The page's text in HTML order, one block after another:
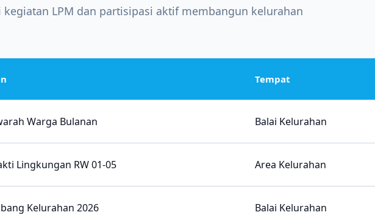
LPM dan partisipasi aktif membangun kelurahan
Tempat
Warga Bulanan Balai Kelurahan
Lingkungan RW 01-05 Area Kelurahan
Kelurahan 2026 Balai Kelurahan